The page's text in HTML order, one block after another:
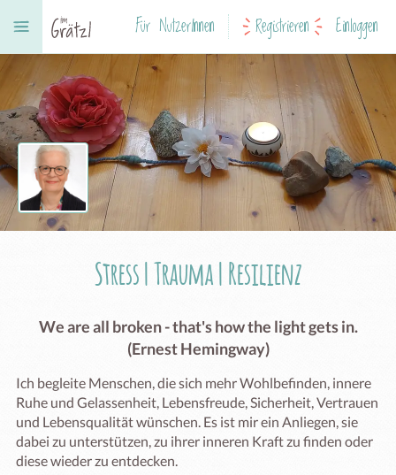
Für NutzerInnen Registrieren Einloggen
Stress | Trauma | Resilienz
We are all broken - that's how the light gets in.
(Ernest Hemingway)
Ich begleite Menschen, die sich mehr Wohlbefinden, innere
Ruhe und Gelassenheit, Lebensfreude, Sicherheit, Vertrauen
und Lebensqualität wünschen. Es ist mir ein Anliegen, sie
dabei zu unterstützen, zu ihrer inneren Kraft zu finden oder
diese wieder zu entdecken.